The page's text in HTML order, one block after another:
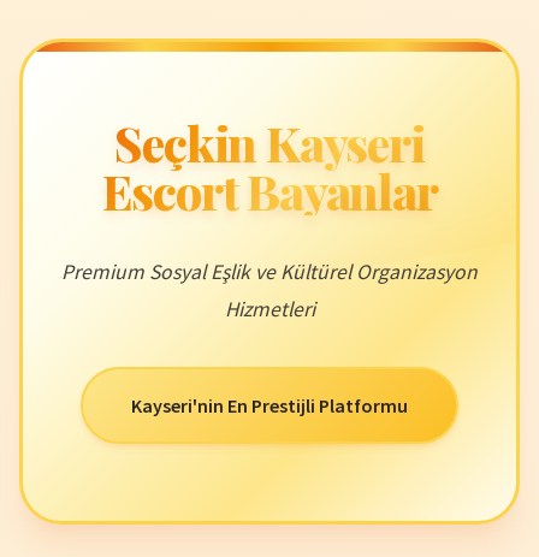
Seçkin Kayseri
Escort Bayanlar
Premium Sosyal Eşlik ve Kültürel Organizasyon
Hizmetleri
Kayseri'nin En Prestijli Platformu